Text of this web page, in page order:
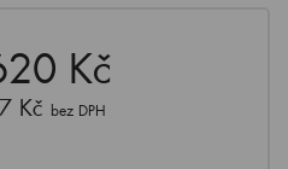
Kč
Kč bez DPH